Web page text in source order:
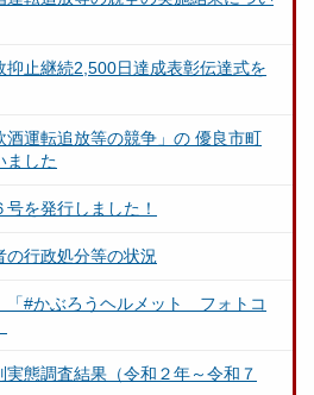
抑止継続2,500日達成表彰伝達式を
酒運転追放等の競争」の 優良市町
ました
を発行しました！
の行政処分等の状況
「#かぶろうヘルメット フォトコ
態調査結果（令和２年～令和７